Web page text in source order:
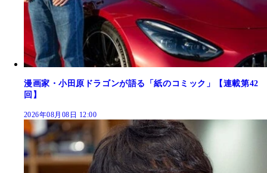
漫画家・小田原ドラゴンが語る「紙のコミック」【連載第42
回】
2026年08月08日 12:00